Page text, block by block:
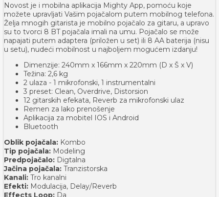
Novost je i mobilna aplikacija Mighty App, pomoću koje
možete upravljati Vašim pojačalom putem mobilnog telefona.
Želja mnogih gitarista je mobilno pojačalo za gitaru, a upravo
su to tvorci 8 BT pojačala imali na umu. Pojačalo se može
napajati putem adaptera (priložen u set) ili 8 AA baterija (nisu
u setu), nudeći mobilnost u najboljem mogućem izdanju!
Dimenzije: 240mm x 166mm x 220mm (D x Š x V)
Težina: 2,6 kg
2 ulaza - 1 mikrofonski, 1 instrumentalni
3 preset: Clean, Overdrive, Distorsion
12 gitarskih efekata, Reverb za mikrofonski ulaz
Remen za lako prenošenje
Aplikacija za mobitel IOS i Android
Bluetooth
Oblik pojačala: Kombo
Tip pojačala: Modeling
Predpojačalo: Digtalna
Jačina pojačala: Tranzistorska
Kanali: Tro kanalni
Efekti: Modulacija, Delay/Reverb
Effects Loop: Da